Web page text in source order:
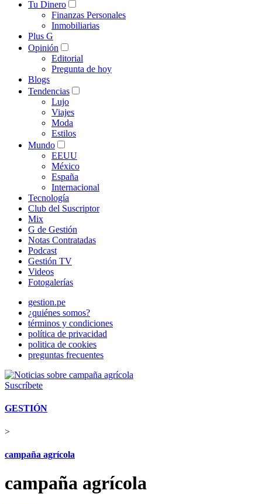
Tu Dinero
Finanzas Personales
Inmobiliarias
Plus G
Opinión
Editorial
Pregunta de hoy
Blogs
Tendencias
Lujo
Viajes
Moda
Estilos
Mundo
EEUU
México
España
Internacional
Tecnología
Club del Suscriptor
Mix
G de Gestión
Notas Contratadas
Podcast
Gestión TV
Videos
Fotogalerías
gestion.pe
¿quiénes somos?
términos y condiciones
política de privacidad
politica de cookies
preguntas frecuentes
Suscríbete
GESTIÓN
>
campaña agrícola
campaña agrícola